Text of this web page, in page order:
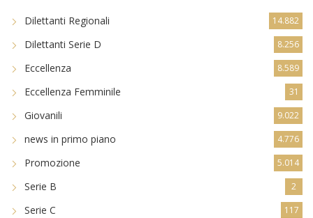
Dilettanti Regionali 14.882
Dilettanti Serie D 8.256
Eccellenza 8.589
Eccellenza Femminile 31
Giovanili 9.022
news in primo piano 4.776
Promozione 5.014
Serie B 2
Serie C 117